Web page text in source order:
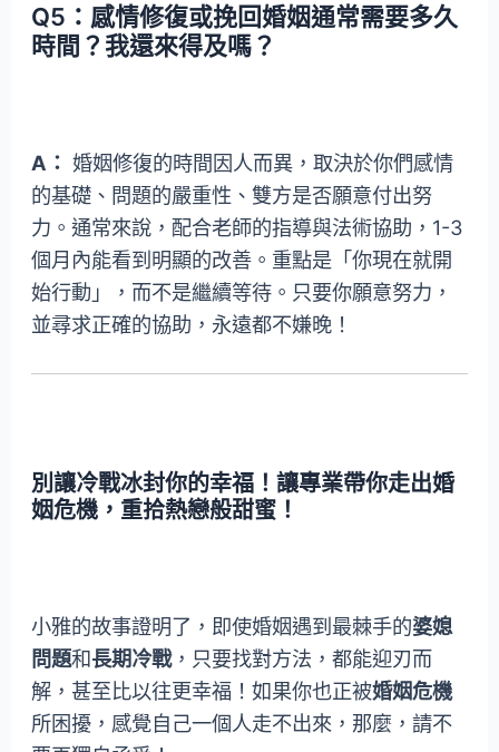
Q5：感情修復或挽回婚姻通常需要多久
時間？我還來得及嗎？
A： 婚姻修復的時間因人而異，取決於你們感情
的基礎、問題的嚴重性、雙方是否願意付出努
力。通常來說，配合老師的指導與法術協助，1-3
個月內能看到明顯的改善。重點是「你現在就開
始行動」，而不是繼續等待。只要你願意努力，
並尋求正確的協助，永遠都不嫌晚！
別讓冷戰冰封你的幸福！讓專業帶你走出婚
姻危機，重拾熱戀般甜蜜！
小雅的故事證明了，即使婚姻遇到最棘手的婆媳
問題和長期冷戰，只要找對方法，都能迎刃而
解，甚至比以往更幸福！如果你也正被婚姻危機
所困擾，感覺自己一個人走不出來，那麼，請不